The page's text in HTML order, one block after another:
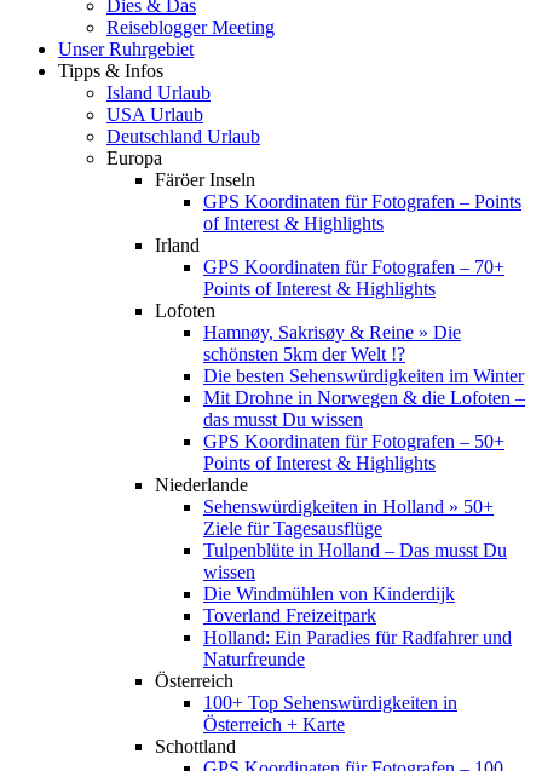
Dies & Das
Reiseblogger Meeting
Unser Ruhrgebiet
Tipps & Infos
Island Urlaub
USA Urlaub
Deutschland Urlaub
Europa
Färöer Inseln
GPS Koordinaten für Fotografen – Points
of Interest & Highlights
Irland
GPS Koordinaten für Fotografen – 70+
Points of Interest & Highlights
Lofoten
Hamnøy, Sakrisøy & Reine » Die
schönsten 5km der Welt !?
Die besten Sehenswürdigkeiten im Winter
Mit Drohne in Norwegen & die Lofoten –
das musst Du wissen
GPS Koordinaten für Fotografen – 50+
Points of Interest & Highlights
Niederlande
Sehenswürdigkeiten in Holland » 50+
Ziele für Tagesausflüge
Tulpenblüte in Holland – Das musst Du
wissen
Die Windmühlen von Kinderdijk
Toverland Freizeitpark
Holland: Ein Paradies für Radfahrer und
Naturfreunde
Österreich
100+ Top Sehenswürdigkeiten in
Österreich + Karte
Schottland